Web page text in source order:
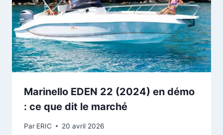
Marinello EDEN 22 (2024) en démo
: ce que dit le marché
Par ERIC 20 avril 2026